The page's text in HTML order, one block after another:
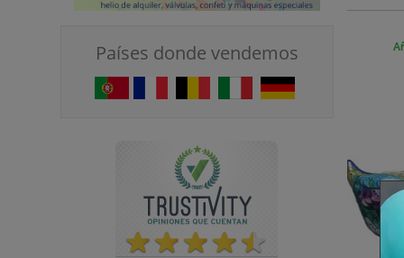
Países donde vendemos